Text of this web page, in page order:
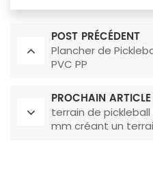
POST PRÉCÉDENT
Plancher de
PVC PP
PROCHAIN ARTICLE
terrain de
mm créant un